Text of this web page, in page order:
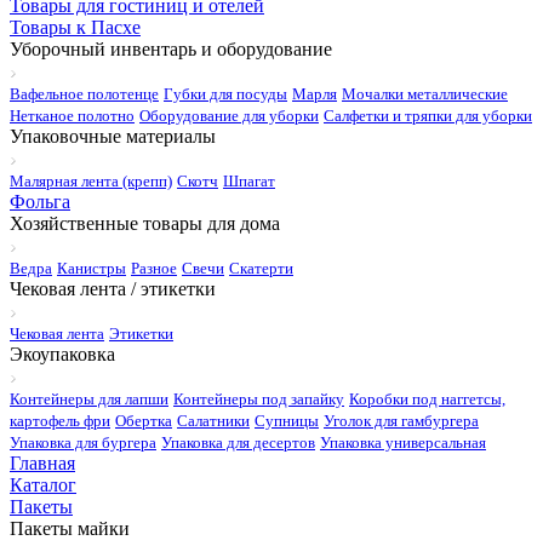
Товары для гостиниц и отелей
Товары к Пасхе
Уборочный инвентарь и оборудование
Вафельное полотенце Губки для посуды Марля Мочалки металлические
Нетканое полотно Оборудование для уборки Салфетки и тряпки для уборки
Упаковочные материалы
Малярная лента (крепп) Скотч Шпагат
Фольга
Хозяйственные товары для дома
Ведра Канистры Разное Свечи Скатерти
Чековая лента / этикетки
Чековая лента Этикетки
Экоупаковка
Контейнеры для лапши Контейнеры под запайку Коробки под наггетсы,
картофель фри Обертка Салатники Супницы Уголок для гамбургера
Упаковка для бургера Упаковка для десертов Упаковка универсальная
Главная
Каталог
Пакеты
Пакеты майки